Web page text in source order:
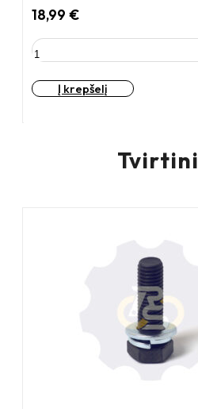
18,99 €
produkto
kiekis:
D200
A20Į krepšelį